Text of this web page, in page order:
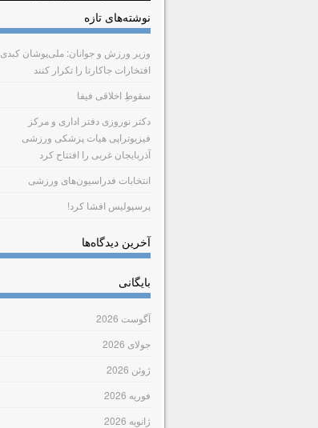
نوشته‌های تازه
وزیر ورزش و جوانان: ملی‌پوشان کبدی
افتخارات جاکارتا را تکرار کنند
سقوطِ اخلاقی فیفا
دکتر نوروزی دفتر اداری و مرکز
فیزیوتراپی هیات پزشکی ورزشی
آذربایجان غربی را افتتاح کرد
انتخابات فدراسیون‌های ورزشی
پرسپولیس افشا کرد!
آخرین دیدگاه‌ها
بایگانی
آگوست 2026
جولای 2026
ژوئن 2026
فوریه 2026
ژانویه 2026